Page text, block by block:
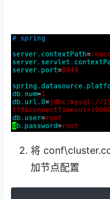
将
加节点配置